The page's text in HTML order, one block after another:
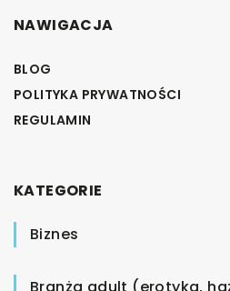
NAWIGACJA
BLOG
POLITYKA PRYWATNOŚCI
REGULAMIN
KATEGORIE
Biznes
Branża adult (erotyka,